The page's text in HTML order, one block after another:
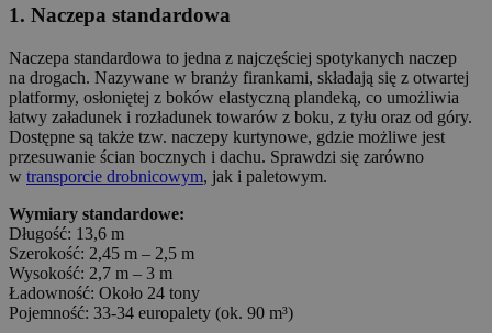
1. Naczepa standardowa
Naczepa standardowa to jedna z najczęściej spotykanych naczep
na drogach. Nazywane w branży firankami, składają się z otwartej
platformy, osłoniętej z boków elastyczną plandeką, co umożliwia
łatwy załadunek i rozładunek towarów z boku, z tyłu oraz od góry.
Dostępne są także tzw. naczepy kurtynowe, gdzie możliwe jest
przesuwanie ścian bocznych i dachu. Sprawdzi się zarówno
w transporcie drobnicowym, jak i paletowym.
Wymiary standardowe:
Długość: 13,6 m
Szerokość: 2,45 m – 2,5 m
Wysokość: 2,7 m – 3 m
Ładowność: Około 24 tony
Pojemność: 33-34 europalety (ok. 90 m³)